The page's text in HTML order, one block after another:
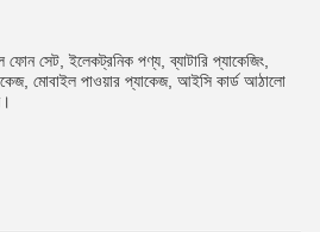
সেট, ইলেকট্রনিক পণ্য, ব্যাটারি প্যাকেজিং,
মোবাইল পাওয়ার প্যাকেজ, আইসি কার্ড আঠালো